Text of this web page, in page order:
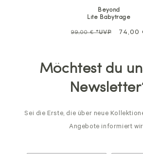
Beyond
Lite Babytrage
Normalpreis
99,00 €*UVP Sale
74,00
Möchtest du
Sei die Erste, die über neue
Angebote informiert